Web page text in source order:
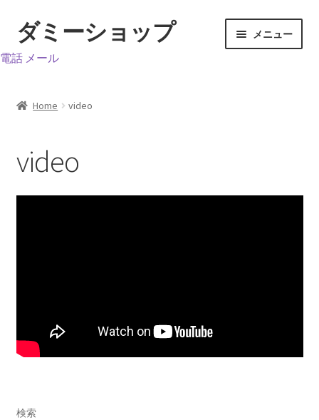
ナ
ビ
ゲ
シ
ス
コ
ン
テ
ツ
ッ
ダミーショップ メニュー
ホーム
video
電話 メール
Home video
video
検索